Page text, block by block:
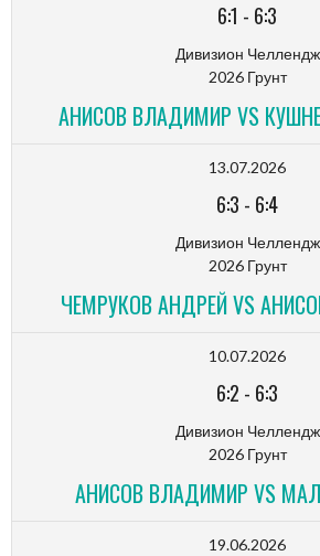
6:1 - 6:3
Дивизион Челлендж
2026 Грунт
АНИСОВ ВЛАДИМИР VS
13.07.2026
6:3 - 6:4
Дивизион Челлендж
2026 Грунт
ЧЕМРУКОВ АНДРЕЙ VS
10.07.2026
6:2 - 6:3
Дивизион Челлендж
2026 Грунт
АНИСОВ ВЛАДИМИР VS
19.06.2026